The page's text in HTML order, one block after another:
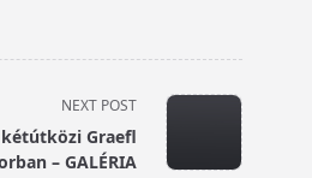
NEXT POST
Graefl
– GALÉRIA